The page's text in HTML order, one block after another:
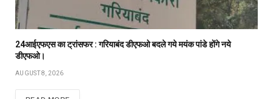
24आईएफएस का ट्रांसफर : गरियाबंद डीएफओ बदले गये मयंक पांडे होंगे नये
डीएफओ।
AUGUST 8, 2026